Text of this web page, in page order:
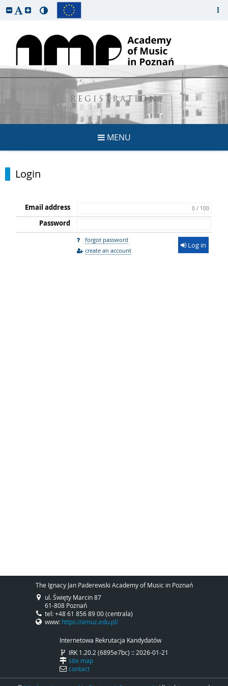
REGISTRATION
MENU
Login
Email address 0 / 100
Password
forgot password
create an account
Log in
The Ignacy Jan Paderewski Academy of Music in Poznań
ul. Święty Marcin 87
61-808 Poznań
tel: +48 61 856 89 00 (centrala)
www: https://amuz.edu.pl/
Internetowa Rekrutacja Kandydatów
IRK 1.20.2 (6895e7bc) :: 2026-01-21
site map
contact